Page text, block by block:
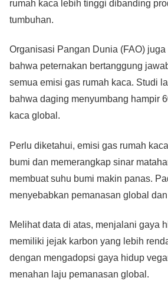
rumah kaca lebih tinggi dibanding
tumbuhan.
Organisasi Pangan Dunia (FAO)
bahwa peternakan bertanggung
semua emisi gas rumah kaca. Studi
bahwa daging menyumbang hampir
kaca global.
Perlu diketahui, emisi gas rumah
bumi dan memerangkap sinar
membuat suhu bumi makin panas.
menyebabkan pemanasan global
Melihat data di atas, menjalani gaya
memiliki jejak karbon yang lebih
dengan mengadopsi gaya hidup
menahan laju pemanasan global.